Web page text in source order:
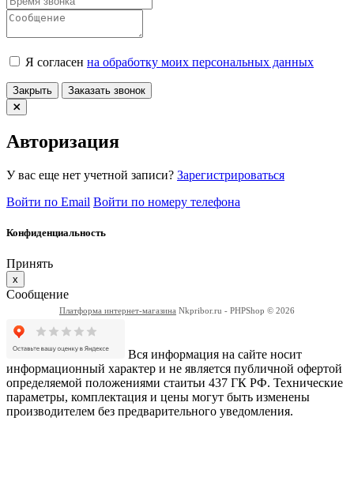
Я согласен на обработку моих персональных данных
Закрыть Заказать звонок
Авторизация
У вас еще нет учетной записи? Зарегистрироваться
Войти по Email Войти по номеру телефона
Конфиденциальность
Принять
x
Сообщение
Платформа интернет-магазина Nkpribor.ru - PHPShop © 2026
Вся информация на сайте носит
информационный характер и не является публичной офертой
определяемой положениями стаитьи 437 ГК РФ. Технические
параметры, комплектация и цены могут быть изменены
производителем без предварительного уведомления.